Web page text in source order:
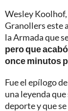
Wesley
Granollers este
la Armada que
pero que
once minutos
Fue el epílogo
una leyenda
deporte y que